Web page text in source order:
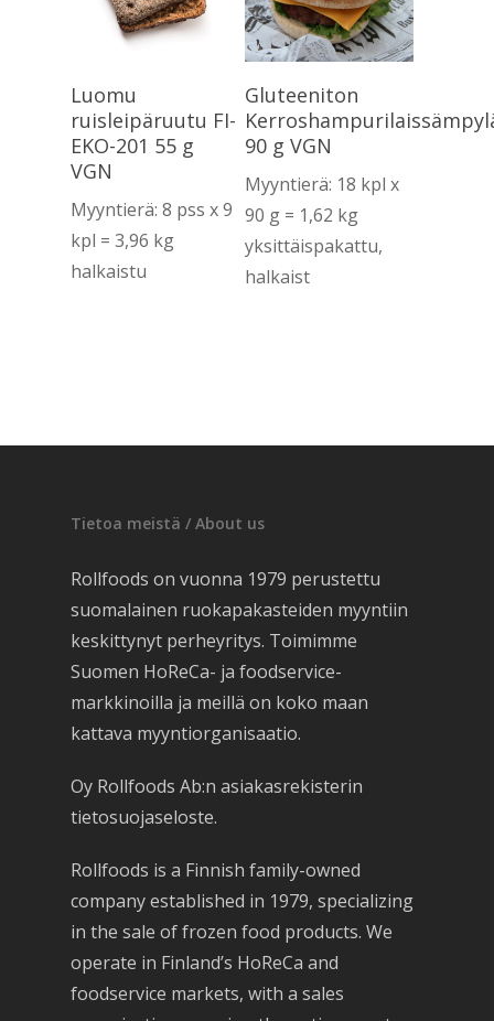
Luomu
ruisleipäruutu FI-
EKO-201 55 g
VGN
Myyntierä: 8 pss x 9
kpl = 3,96 kg
halkaistu
Lue Lisää
Gluteeniton
90 g VGN
Myyntierä: 18 kpl x
90 g = 1,62 kg
yksittäispakattu,
halkaist
Tietoa meistä / About us
Rollfoods on vuonna 1979 perustettu
suomalainen ruokapakasteiden myyntiin
keskittynyt perheyritys. Toimimme
Suomen HoReCa- ja foodservice-
markkinoilla ja meillä on koko maan
kattava myyntiorganisaatio.
Oy Rollfoods Ab:n asiakasrekisterin
tietosuojaseloste.
Rollfoods is a Finnish family-owned
company established in 1979, specializing
in the sale of frozen food products. We
operate in Finland’s HoReCa and
foodservice markets, with a sales